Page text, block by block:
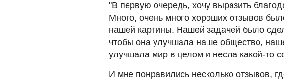
"В первую очередь, хочу выразить
Много, очень много хороших отзывов
нашей картины. Нашей задачей было
чтобы она улучшала наше общество,
улучшала мир в целом и несла какой-то
И мне понравились несколько отзывов,